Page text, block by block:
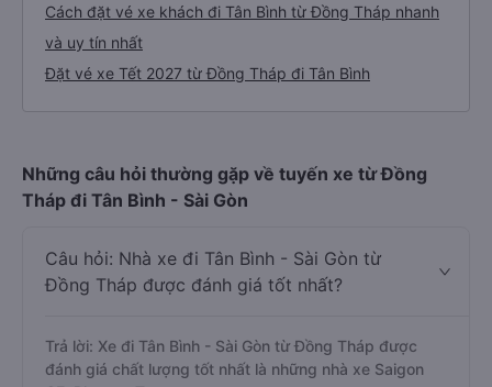
Cách đặt vé xe khách đi Tân Bình từ Đồng Tháp nhanh
và uy tín nhất
Đặt vé xe Tết 2027 từ Đồng Tháp đi Tân Bình
Những câu hỏi thường gặp về tuyến xe từ Đồng
Tháp đi Tân Bình - Sài Gòn
Câu hỏi: Nhà xe đi Tân Bình - Sài Gòn từ
Đồng Tháp được đánh giá tốt nhất?
Trả lời: Xe đi Tân Bình - Sài Gòn từ Đồng Tháp được
đánh giá chất lượng tốt nhất là những nhà xe Saigon